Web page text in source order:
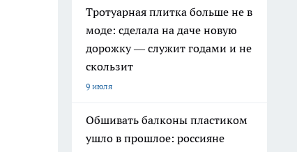
Тротуарная плитка больше не в
моде: сделала на даче новую
дорожку — служит годами и не
скользит
9 июля
Обшивать балконы пластиком
ушло в прошлое: россияне